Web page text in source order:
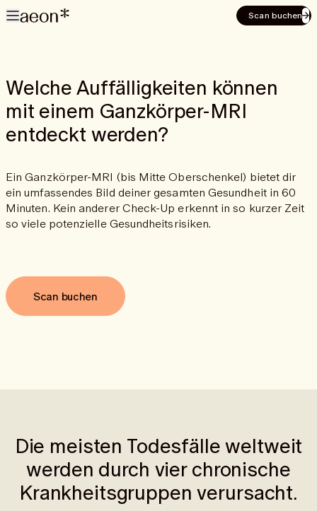
Scan buchen
Welche Auffälligkeiten können
mit einem Ganzkörper-MRI
entdeckt werden?
Ein Ganzkörper-MRI (bis Mitte Oberschenkel) bietet dir
ein umfassendes Bild deiner gesamten Gesundheit in 60
Minuten. Kein anderer Check-Up erkennt in so kurzer Zeit
so viele potenzielle Gesundheitsrisiken.
Scan buchen
Die meisten Todesfälle weltweit
werden durch vier chronische
Krankheitsgruppen verursacht.